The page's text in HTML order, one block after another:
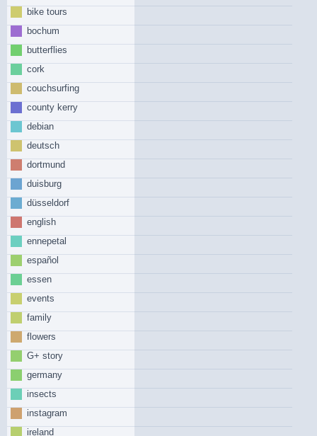
bike tours
bochum
butterflies
cork
couchsurfing
county kerry
debian
deutsch
dortmund
duisburg
düsseldorf
english
ennepetal
español
essen
events
family
flowers
G+ story
germany
insects
instagram
ireland